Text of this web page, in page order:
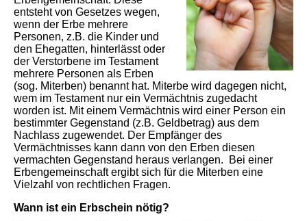
entsteht von Gesetzes wegen,
wenn der Erbe mehrere
Personen, z.B. die Kinder und
den Ehegatten, hinterlässt oder
der Verstorbene im Testament
mehrere Personen als Erben
(sog. Miterben) benannt hat. Miterbe wird dagegen nicht,
wem im Testament nur ein Vermächtnis zugedacht
worden ist. Mit einem Vermächtnis wird einer Person ein
bestimmter Gegenstand (z.B. Geldbetrag) aus dem
Nachlass zugewendet. Der Empfänger des
Vermächtnisses kann dann von den Erben diesen
vermachten Gegenstand heraus verlangen. Bei einer
Erbengemeinschaft ergibt sich für die Miterben eine
Vielzahl von rechtlichen Fragen.
Wann ist ein Erbschein nötig?